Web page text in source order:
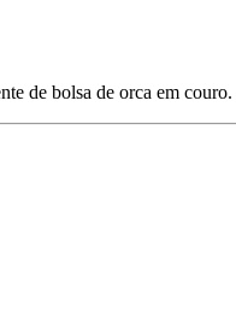
de bolsa de orca em couro.